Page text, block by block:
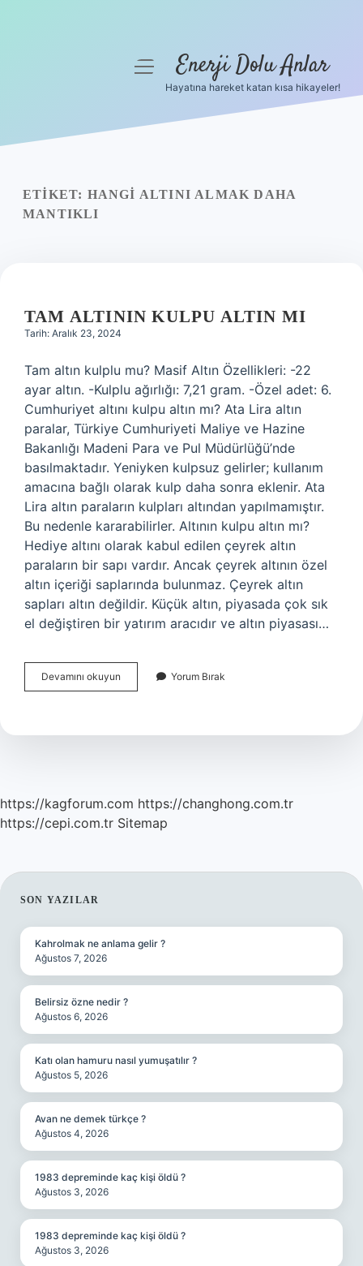
Yasal Uyarı
menüyüEnerji Dolu Anlar
Hayatına hareket katan kısa hikayeler!
ETIKET: HANGI ALTINI ALMAK DAHA
MANTIKLI
TAM ALTININ KULPU ALTIN MI
Tarih: Aralık 23, 2024
Tam altın kulplu mu? Masif Altın Özellikleri: -22
ayar altın. -Kulplu ağırlığı: 7,21 gram. -Özel adet: 6.
Cumhuriyet altını kulpu altın mı? Ata Lira altın
paralar, Türkiye Cumhuriyeti Maliye ve Hazine
Bakanlığı Madeni Para ve Pul Müdürlüğü’nde
basılmaktadır. Yeniyken kulpsuz gelirler; kullanım
amacına bağlı olarak kulp daha sonra eklenir. Ata
Lira altın paraların kulpları altından yapılmamıştır.
Bu nedenle kararabilirler. Altının kulpu altın mı?
Hediye altını olarak kabul edilen çeyrek altın
paraların bir sapı vardır. Ancak çeyrek altının özel
altın içeriği saplarında bulunmaz. Çeyrek altın
sapları altın değildir. Küçük altın, piyasada çok sık
el değiştiren bir yatırım aracıdır ve altın piyasası…
Devamını okuyun
Altının
Mı
Yorum Bırak
https://kagforum.com https://changhong.com.tr
https://cepi.com.tr Sitemap
SIDEBAR
SON YAZILAR
Kahrolmak ne anlama gelir ?
Ağustos 7, 2026
Belirsiz özne nedir ?
Ağustos 6, 2026
Katı olan hamuru nasıl yumuşatılır ?
Ağustos 5, 2026
Avan ne demek türkçe ?
Ağustos 4, 2026
1983 depreminde kaç kişi öldü ?
Ağustos 3, 2026
1983 depreminde kaç kişi öldü ?
Ağustos 3, 2026